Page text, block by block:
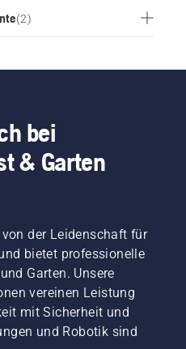
(2)
bei
& Garten
der Leidenschaft für
bietet professionelle
Garten. Unsere
vereinen Leistung
mit Sicherheit und
und Robotik sind